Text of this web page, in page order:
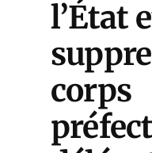
l’État
corps